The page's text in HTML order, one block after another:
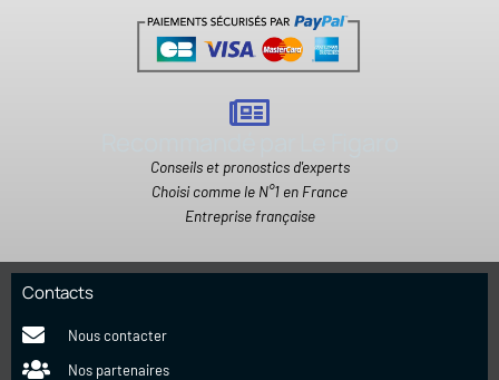
Conseils et pronostics d'experts
Choisi comme le N°1 en France
Entreprise française
Contacts
Nous contacter
Nos partenaires